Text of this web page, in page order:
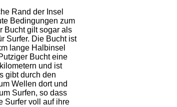
Rand der Insel
Bedingungen zum
Bucht gilt sogar als
Surfer. Die Bucht ist
lange Halbinsel
Bucht eine
und ist
gibt durch den
Wellen dort und
Surfen, so dass
Surfer voll auf ihre